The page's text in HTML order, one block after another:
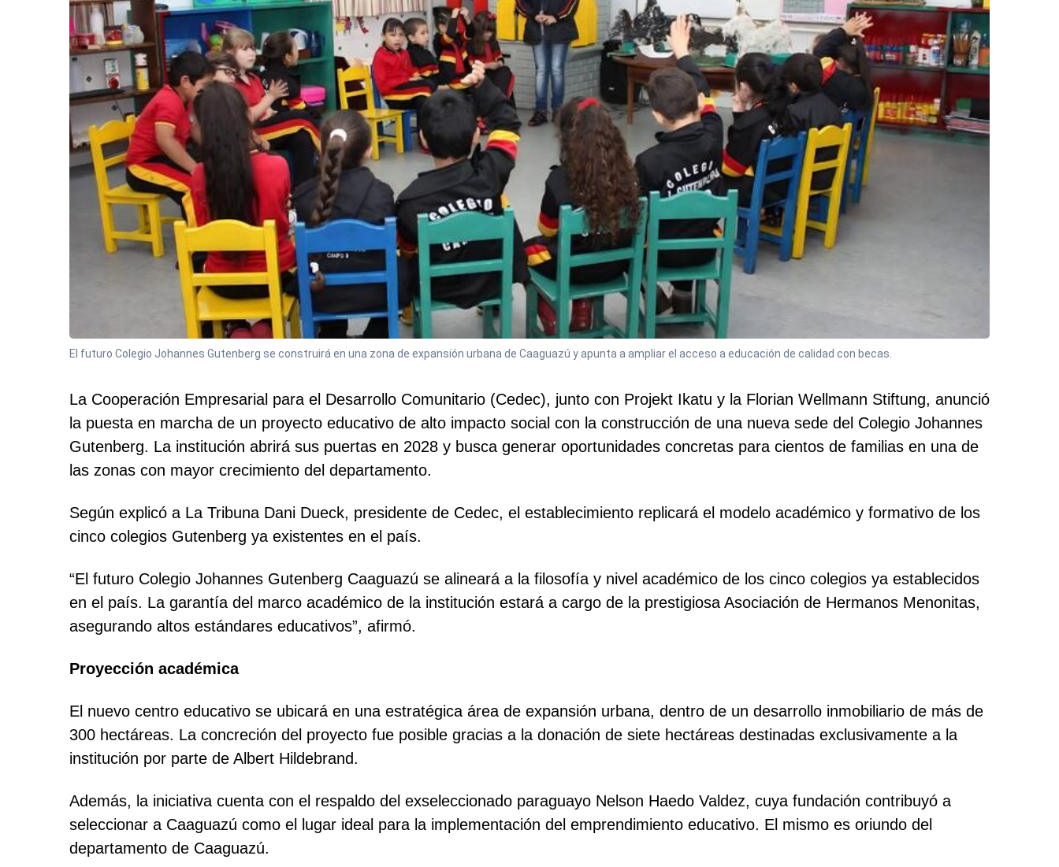
El futuro Colegio Johannes Gutenberg se construirá en una zona de expansión urbana de Caaguazú y apunta a ampliar el acceso a educación de calidad con becas.
La Cooperación Empresarial para el Desarrollo Comunitario (Cedec), junto con Projekt Ikatu y la Florian Wellmann Stiftung, anunció
la puesta en marcha de un proyecto educativo de alto impacto social con la construcción de una nueva sede del Colegio Johannes
Gutenberg. La institución abrirá sus puertas en 2028 y busca generar oportunidades concretas para cientos de familias en una de
las zonas con mayor crecimiento del departamento.
Según explicó a La Tribuna Dani Dueck, presidente de Cedec, el establecimiento replicará el modelo académico y formativo de los
cinco colegios Gutenberg ya existentes en el país.
“El futuro Colegio Johannes Gutenberg Caaguazú se alineará a la filosofía y nivel académico de los cinco colegios ya establecidos
en el país. La garantía del marco académico de la institución estará a cargo de la prestigiosa Asociación de Hermanos Menonitas,
asegurando altos estándares educativos”, afirmó.
Proyección académica
El nuevo centro educativo se ubicará en una estratégica área de expansión urbana, dentro de un desarrollo inmobiliario de más de
300 hectáreas. La concreción del proyecto fue posible gracias a la donación de siete hectáreas destinadas exclusivamente a la
institución por parte de Albert Hildebrand.
Además, la iniciativa cuenta con el respaldo del exseleccionado paraguayo Nelson Haedo Valdez, cuya fundación contribuyó a
seleccionar a Caaguazú como el lugar ideal para la implementación del emprendimiento educativo. El mismo es oriundo del
departamento de Caaguazú.